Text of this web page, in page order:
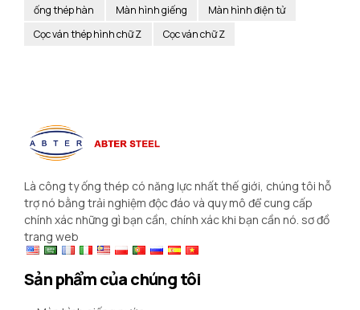
ống thép hàn
Màn hình giếng
Màn hình điện tử
Cọc ván thép hình chữ Z
Cọc ván chữ Z
Là công ty ống thép có năng lực nhất thế giới, chúng tôi hỗ
trợ nó bằng trải nghiệm độc đáo và quy mô để cung cấp
chính xác những gì bạn cần, chính xác khi bạn cần nó. sơ đồ
trang web
Sản phẩm của chúng tôi